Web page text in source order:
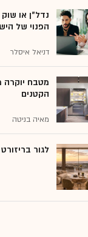
נדל"ן או
הפנוי של
דניאל איסלר
מטבח יוקרה
הקטנים
מאיה בניטה
לגור